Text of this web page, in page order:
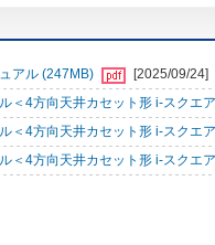
アル (247MB)
[2025/09/24]
＜4方向天井カセット形 i-スクエ
＜4方向天井カセット形 i-スクエ
＜4方向天井カセット形 i-スクエ